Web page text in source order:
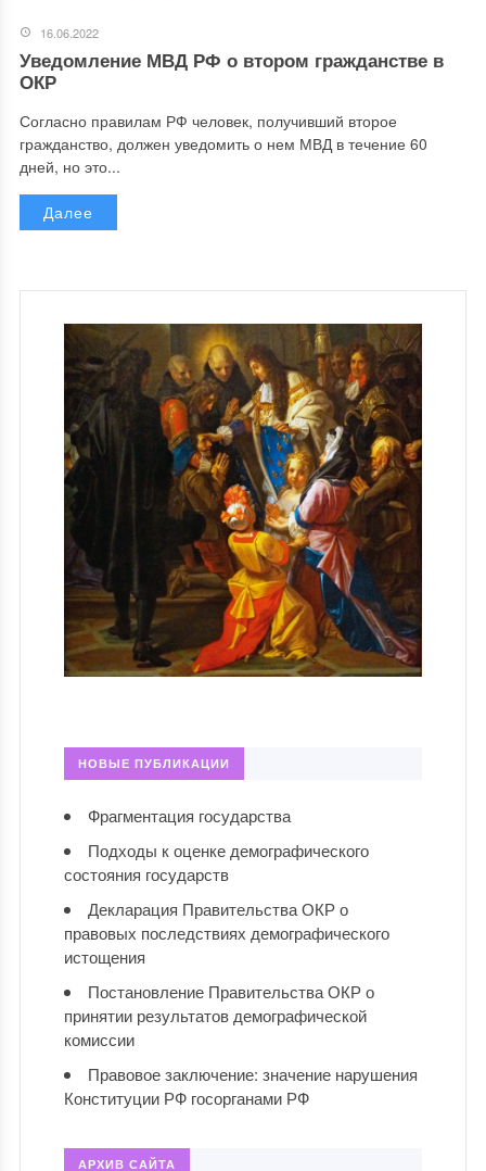
16.06.2022
Уведомление МВД РФ о втором гражданстве в
ОКР
Согласно правилам РФ человек, получивший второе
гражданство, должен уведомить о нем МВД в течение 60
дней, но это...
Далее
НОВЫЕ ПУБЛИКАЦИИ
Фрагментация государства
Подходы к оценке демографического
состояния государств
Декларация Правительства ОКР о
правовых последствиях демографического
истощения
Постановление Правительства ОКР о
принятии результатов демографической
комиссии
Правовое заключение: значение нарушения
Конституции РФ госорганами РФ
АРХИВ САЙТА